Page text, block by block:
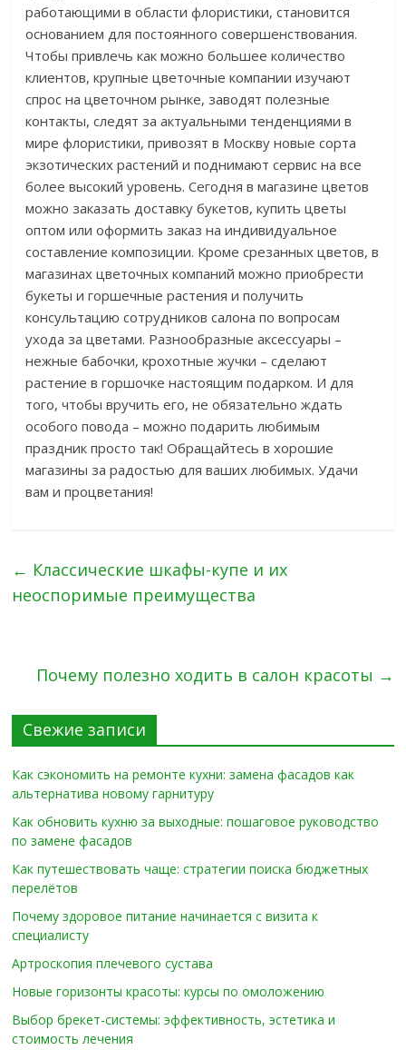
работающими в области флористики, становится
основанием для постоянного совершенствования.
Чтобы привлечь как можно большее количество
клиентов, крупные цветочные компании изучают
спрос на цветочном рынке, заводят полезные
контакты, следят за актуальными тенденциями в
мире флористики, привозят в Москву новые сорта
экзотических растений и поднимают сервис на все
более высокий уровень. Сегодня в магазине цветов
можно заказать доставку букетов, купить цветы
оптом или оформить заказ на индивидуальное
составление композиции. Кроме срезанных цветов, в
магазинах цветочных компаний можно приобрести
букеты и горшечные растения и получить
консультацию сотрудников салона по вопросам
ухода за цветами. Разнообразные аксессуары –
нежные бабочки, крохотные жучки – сделают
растение в горшочке настоящим подарком. И для
того, чтобы вручить его, не обязательно ждать
особого повода – можно подарить любимым
праздник просто так! Обращайтесь в хорошие
магазины за радостью для ваших любимых. Удачи
вам и процветания!
← Классические шкафы-купе и их
неоспоримые преимущества
Почему полезно ходить в салон красоты →
Свежие записи
Как сэкономить на ремонте кухни: замена фасадов как
альтернатива новому гарнитуру
Как обновить кухню за выходные: пошаговое руководство
по замене фасадов
Как путешествовать чаще: стратегии поиска бюджетных
перелётов
Почему здоровое питание начинается с визита к
специалисту
Артроскопия плечевого сустава
Новые горизонты красоты: курсы по омоложению
Выбор брекет-системы: эффективность, эстетика и
стоимость лечения